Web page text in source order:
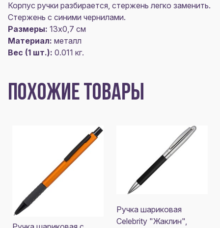
Корпус ручки разбирается, стержень легко заменить.
Стержень с синими чернилами.
Размеры: 13х0,7 см
Материал: металл
Вес (1 шт.): 0.011 кг.
ПОХОЖИЕ ТОВАРЫ
Ручка шариковая
Celebrity "Жаклин",